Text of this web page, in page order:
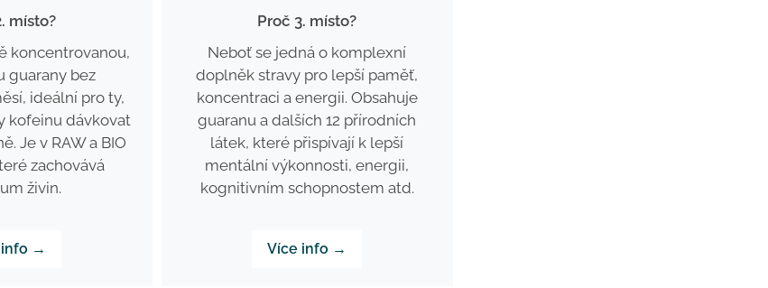
místo?
koncentrovanou,
guarany bez
ideální pro ty,
kofeinu dávkovat
Je v RAW a BIO
zachovává
živin.
→
Proč 3. místo?
Neboť se jedná o komplexní
doplněk stravy pro lepší paměť,
koncentraci a energii. Obsahuje
guaranu a dalších 12 přírodních
látek, které přispívají k lepší
mentální výkonnosti, energii,
kognitivním schopnostem atd.
Více info →